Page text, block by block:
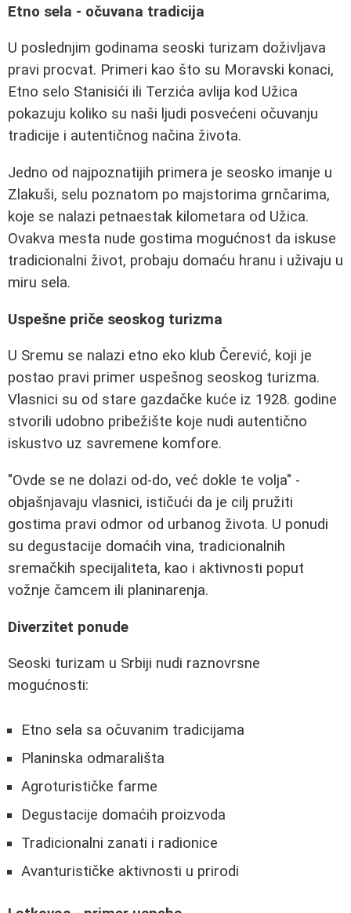
Etno sela - očuvana tradicija
U poslednjim godinama seoski turizam doživljava
pravi procvat. Primeri kao što su Moravski konaci,
Etno selo Stanisići ili Terzića avlija kod Užica
pokazuju koliko su naši ljudi posvećeni očuvanju
tradicije i autentičnog načina života.
Jedno od najpoznatijih primera je seosko imanje u
Zlakuši, selu poznatom po majstorima grnčarima,
koje se nalazi petnaestak kilometara od Užica.
Ovakva mesta nude gostima mogućnost da iskuse
tradicionalni život, probaju domaću hranu i uživaju u
miru sela.
Uspešne priče seoskog turizma
U Sremu se nalazi etno eko klub Čerević, koji je
postao pravi primer uspešnog seoskog turizma.
Vlasnici su od stare gazdačke kuće iz 1928. godine
stvorili udobno pribežište koje nudi autentično
iskustvo uz savremene komfore.
"Ovde se ne dolazi od-do, već dokle te volja" -
objašnjavaju vlasnici, ističući da je cilj pružiti
gostima pravi odmor od urbanog života. U ponudi
su degustacije domaćih vina, tradicionalnih
sremačkih specijaliteta, kao i aktivnosti poput
vožnje čamcem ili planinarenja.
Diverzitet ponude
Seoski turizam u Srbiji nudi raznovrsne
mogućnosti:
Etno sela sa očuvanim tradicijama
Planinska odmarališta
Agroturističke farme
Degustacije domaćih proizvoda
Tradicionalni zanati i radionice
Avanturističke aktivnosti u prirodi